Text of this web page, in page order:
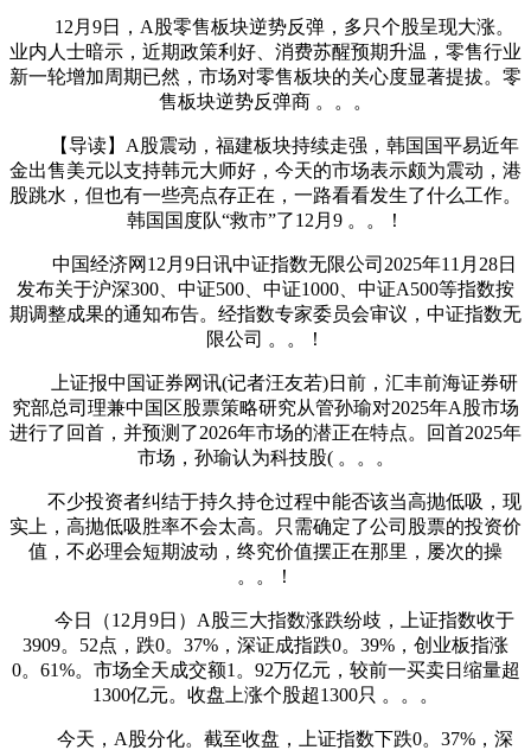
12月9日，A股零售板块逆势反弹，多只个股呈现大涨。
业内人士暗示，近期政策利好、消费苏醒预期升温，零售行业
新一轮增加周期已然，市场对零售板块的关心度显著提拔。零
售板块逆势反弹商 。。。
【导读】A股震动，福建板块持续走强，韩国国平易近年
金出售美元以支持韩元大师好，今天的市场表示颇为震动，港
股跳水，但也有一些亮点存正在，一路看看发生了什么工作。
韩国国度队“救市”了12月9 。。！
中国经济网12月9日讯中证指数无限公司2025年11月28日
发布关于沪深300、中证500、中证1000、中证A500等指数按
期调整成果的通知布告。经指数专家委员会审议，中证指数无
限公司 。。！
上证报中国证券网讯(记者汪友若)日前，汇丰前海证券研
究部总司理兼中国区股票策略研究从管孙瑜对2025年A股市场
进行了回首，并预测了2026年市场的潜正在特点。回首2025年
市场，孙瑜认为科技股( 。。。
不少投资者纠结于持久持仓过程中能否该当高抛低吸，现
实上，高抛低吸胜率不会太高。只需确定了公司股票的投资价
值，不必理会短期波动，终究价值摆正在那里，屡次的操
。。！
今日（12月9日）A股三大指数涨跌纷歧，上证指数收于
3909。52点，跌0。37%，深证成指跌0。39%，创业板指涨
0。61%。市场全天成交额1。92万亿元，较前一买卖日缩量超
1300亿元。收盘上涨个股超1300只 。。。
今天，A股分化。截至收盘，上证指数下跌0。37%，深